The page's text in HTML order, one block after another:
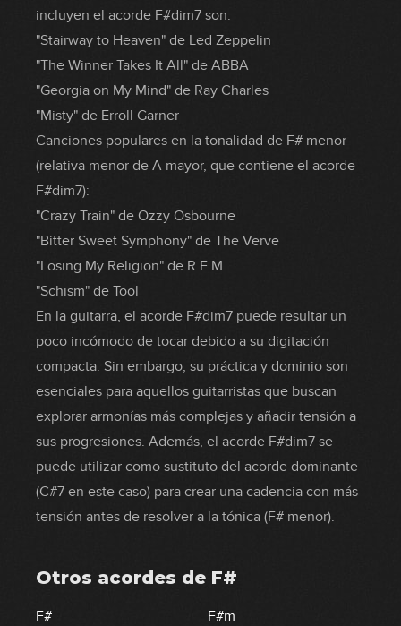
incluyen el acorde F#dim7 son:
"Stairway to Heaven" de Led Zeppelin
"The Winner Takes It All" de ABBA
"Georgia on My Mind" de Ray Charles
"Misty" de Erroll Garner
Canciones populares en la tonalidad de F# menor
(relativa menor de A mayor, que contiene el acorde
F#dim7):
"Crazy Train" de Ozzy Osbourne
"Bitter Sweet Symphony" de The Verve
"Losing My Religion" de R.E.M.
"Schism" de Tool
En la guitarra, el acorde F#dim7 puede resultar un
poco incómodo de tocar debido a su digitación
compacta. Sin embargo, su práctica y dominio son
esenciales para aquellos guitarristas que buscan
explorar armonías más complejas y añadir tensión a
sus progresiones. Además, el acorde F#dim7 se
puede utilizar como sustituto del acorde dominante
(C#7 en este caso) para crear una cadencia con más
tensión antes de resolver a la tónica (F# menor).
Otros acordes de F#
F# F#m